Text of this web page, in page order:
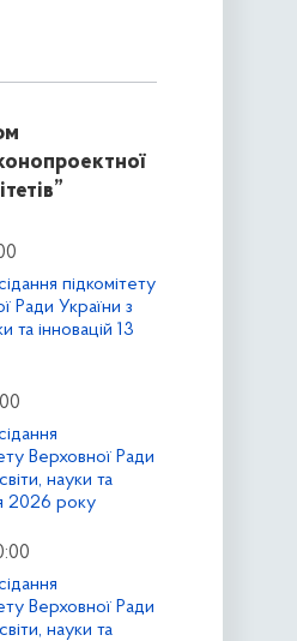
підкомітету
Ради України з
та інновацій 13
Верховної Ради
науки та
2026 року
Верховної Ради
науки та